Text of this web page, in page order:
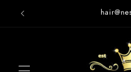
zum